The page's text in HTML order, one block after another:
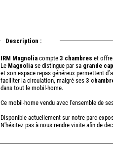
Description :
IRM Magnolia compte 3 chambres et offre
Le Magnolia se distingue par sa grande
et son espace repas généreux permettent
faciliter la circulation, malgré ses 3
dans tout le mobil-home.
Ce mobil-home vendu avec l'ensemble de
Disponible actuellement sur notre parc
N'hésitez pas à nous rendre visite afin de